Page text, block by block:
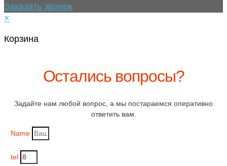
Заказать звонок
×
Корзина
Остались вопросы?
Задайте нам любой вопрос, а мы постараемся оперативно
ответить вам.
Name
tel